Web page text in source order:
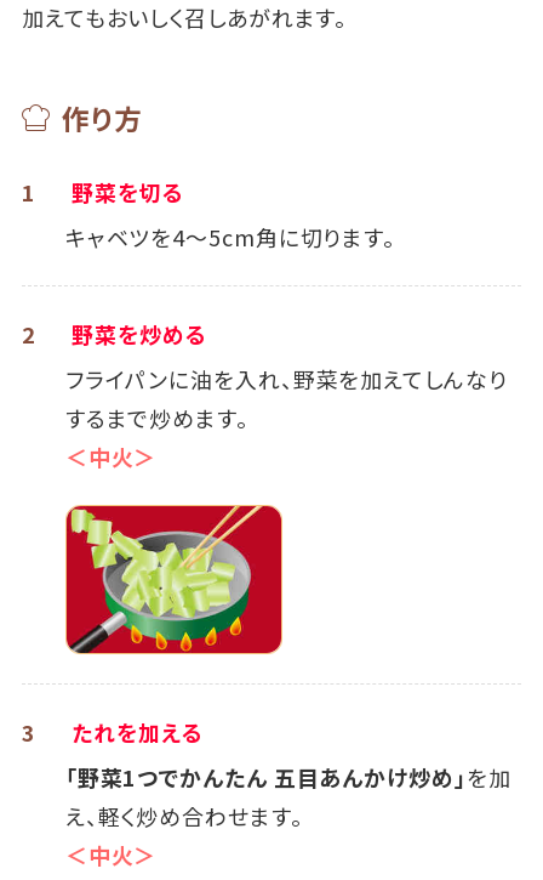
加えてもおいしく召しあがれます。
作り方
1
野菜を切る
キャベツを4～5cm角に切ります。
2
野菜を炒める
フライパンに油を入れ、野菜を加えてしんなり
するまで炒めます。
＜中火＞
3
たれを加える
「野菜1つでかんたん 五目あんかけ炒め」を加
え、軽く炒め合わせます。
＜中火＞